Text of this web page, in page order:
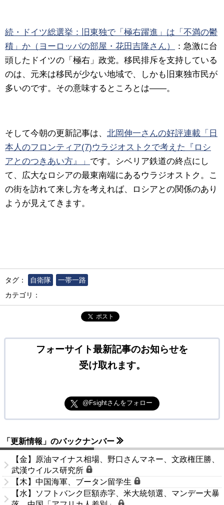
続・ドイツ総選挙：旧東独で「極右躍進」は「不満の鬱
積」か（ヨーロッパの部屋・花田吉隆さん）
：急激に台
頭したドイツの「極右」政党。移民排斥を支持している
のは、元来は移民が少ない地域で、しかも旧東独市民が
多いのです。その意味するところとは――。
そして今朝の更新記事は、 北岡伸一さんの好評連載「日
本人のフロンティア(7)ウラジオストクで考えた『ロシ
アとのつきあい方』」 です。シベリア鉄道の終点にし
て、広大なロシアの最東南端にあるウラジオストク。こ
の街を訪れて来し方を考えれば、ロシアとの関係のあり
ようが見えてきます。
タグ： 自衛隊
一帯一路
カテゴリ：
ポスト
フォーサイト最新記事のお知らせを
受け取れます。
@Fsightさんをフォロー
「更新情報」のバックナンバー
【金】原油マイナス相場、野口さんマネー、文政権圧勝、
武漢ウイルス研究所
【木】中国海軍、ブータン留学生
【水】ソフトバンク巨額赤字、米大統領選、マンデー大暴